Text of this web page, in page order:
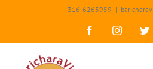
316-6263959 |
FacebookInstagram